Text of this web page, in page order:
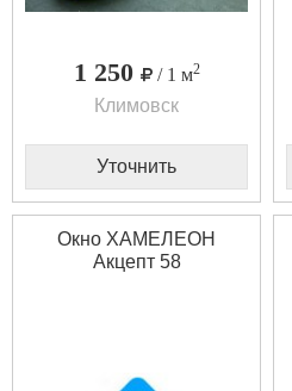
1 250 / 1 м2
Климовск
Уточнить
Окно ХАМЕЛЕОН
Акцепт 58